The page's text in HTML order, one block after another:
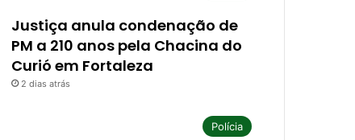
Justiça anula condenação de
PM a 210 anos pela Chacina do
Curió em Fortaleza
2 dias atrás
Polícia